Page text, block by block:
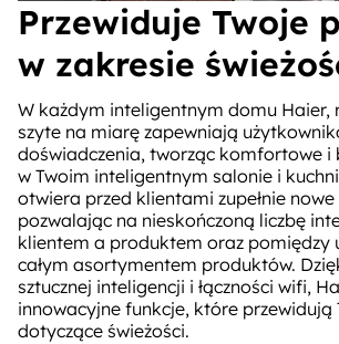
Przewiduje Twoje
w zakresie
W każdym inteligentnym domu Haier,
szyte na miarę zapewniają
doświadczenia, tworząc komfortowe i
w Twoim inteligentnym salonie i
otwiera przed klientami zupełnie
pozwalając na nieskończoną liczbę
klientem a produktem oraz pomiędzy
całym asortymentem produktów.
sztucznej inteligencji i łączności wifi,
innowacyjne funkcje, które przewidują
dotyczące świeżości.